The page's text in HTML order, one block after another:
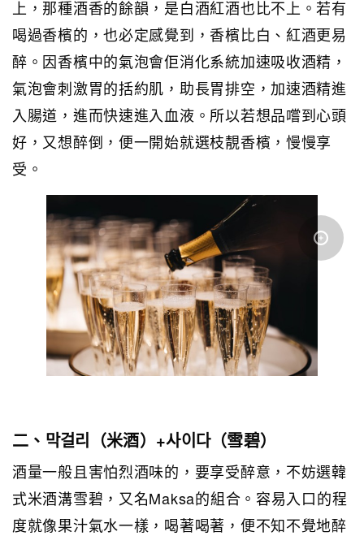
上，那種酒香的餘韻，是白酒紅酒也比不上。若有
喝過香檳的，也必定感覺到，香檳比白、紅酒更易
醉。因香檳中的氣泡會佢消化系統加速吸收酒精，
氣泡會刺激胃的括約肌，助長胃排空，加速酒精進
入腸道， 進而快速進入血液。所以若想品嚐到心頭
好，又想醉倒，便一開始就選枝靚香檳，慢慢享
受。
二、막걸리（米酒）+사이다（雪碧）
酒量一般且害怕烈酒味的，要享受醉意，不妨選韓
式米酒溝雪碧，又名Maksa的組合。容易入口的程
度就像果汁氣水一樣，喝著喝著，便不知不覺地醉